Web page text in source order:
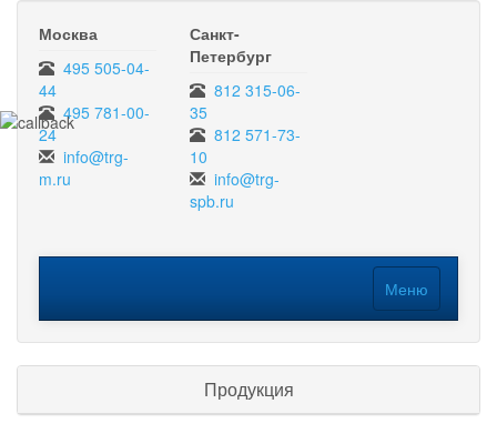
Москва
495 505-04-
44
495 781-00-
24
info@trg-
m.ru
Санкт-
Петербург
812 315-06-
35
812 571-73-
10
info@trg-
spb.ru
Меню
Продукция